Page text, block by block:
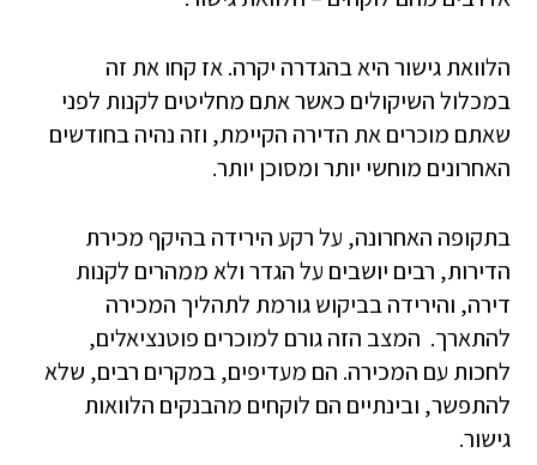
הלוואת גישור היא בהגדרה יקרה. אז קחו את זה
במכלול השיקולים כאשר אתם מחליטים לקנות לפני
שאתם מוכרים את הדירה הקיימת, וזה נהיה בחודשים
האחרונים מוחשי יותר ומסוכן יותר.
בתקופה האחרונה, על רקע הירידה בהיקף מכירת
הדירות, רבים יושבים על הגדר ולא ממהרים לקנות
דירה, והירידה בביקוש גורמת לתהליך המכירה
להתארך. המצב הזה גורם למוכרים פוטנציאלים,
לחכות עם המכירה. הם מעדיפים, במקרים רבים, שלא
להתפשר, ובינתיים הם לוקחים מהבנקים הלוואות
גישור.